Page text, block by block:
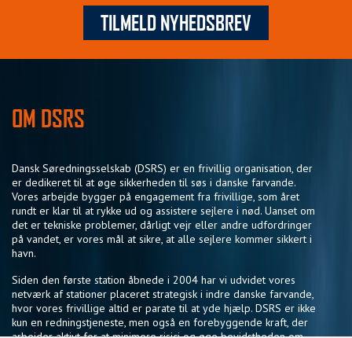
TILMELD NYHEDSBREV
OM DSRS
Dansk Søredningsselskab (DSRS) er en frivillig organisation, der
er dedikeret til at øge sikkerheden til søs i danske farvande.
Vores arbejde bygger på engagement fra frivillige, som året
rundt er klar til at rykke ud og assistere sejlere i nød. Uanset om
det er tekniske problemer, dårligt vejr eller andre udfordringer
på vandet, er vores mål at sikre, at alle sejlere kommer sikkert i
havn.
Siden den første station åbnede i 2004 har vi udvidet vores
netværk af stationer placeret strategisk i indre danske farvande,
hvor vores frivillige altid er parate til at yde hjælp. DSRS er ikke
kun en redningstjeneste, men også en forebyggende kraft, der